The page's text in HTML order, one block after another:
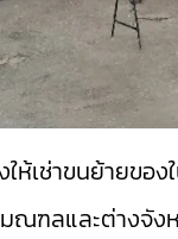
ห้เช่าขนย้ายขอ
ณฑลและต่างจัง